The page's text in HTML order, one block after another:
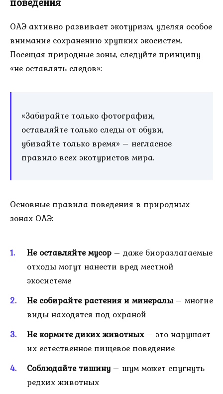
ОАЭ активно развивает экотуризм, уделяя особое
внимание сохранению хрупких экосистем.
Посещая природные зоны, следуйте принципу
«не оставлять следов»:
«Забирайте только фотографии,
оставляйте только следы от обуви,
убивайте только время» – негласное
правило всех экотуристов мира.
Основные правила поведения в природных
зонах ОАЭ:
Не оставляйте мусор – даже биоразлагаемые
отходы могут нанести вред местной
экосистеме
Не собирайте растения и минералы– многие
виды находятся под охраной
Не кормите диких животных– это нарушает
их естественное пищевое поведение
Соблюдайте тишину – шум может спугнуть
редких животных